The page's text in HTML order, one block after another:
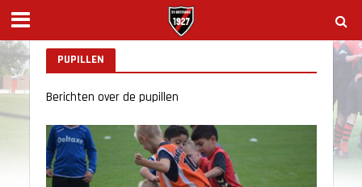
PUPILLEN
Berichten over de pupillen